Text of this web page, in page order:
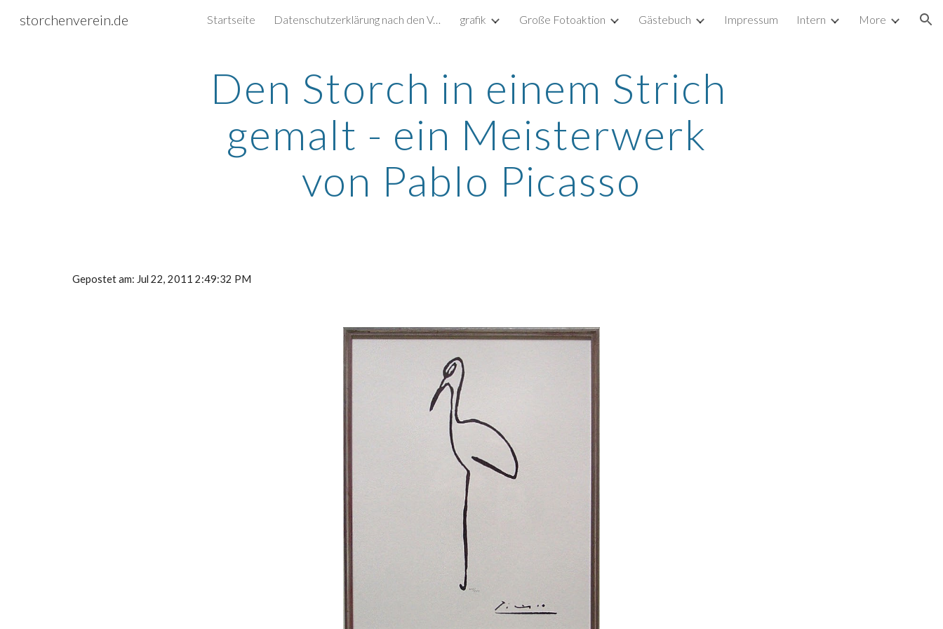
Skip to main content Skip to navigation
storchenverein.de Startseite Datenschutzerklärung nach den Vorgaben der DSGVO grafik Große Fotoaktion Gästebuch Impressum Intern More
Den Storch in einem Strich
gemalt - ein Meisterwerk
von Pablo Picasso
Gepostet am: Jul 22, 2011 2:49:32 PM